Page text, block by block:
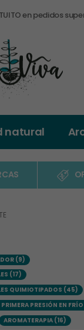
en pedidos
natural
(9)
(17)
QUIMIOTIPADOS (45)
PRESIÓN EN FRÍO
AROMATERAPIA (16)